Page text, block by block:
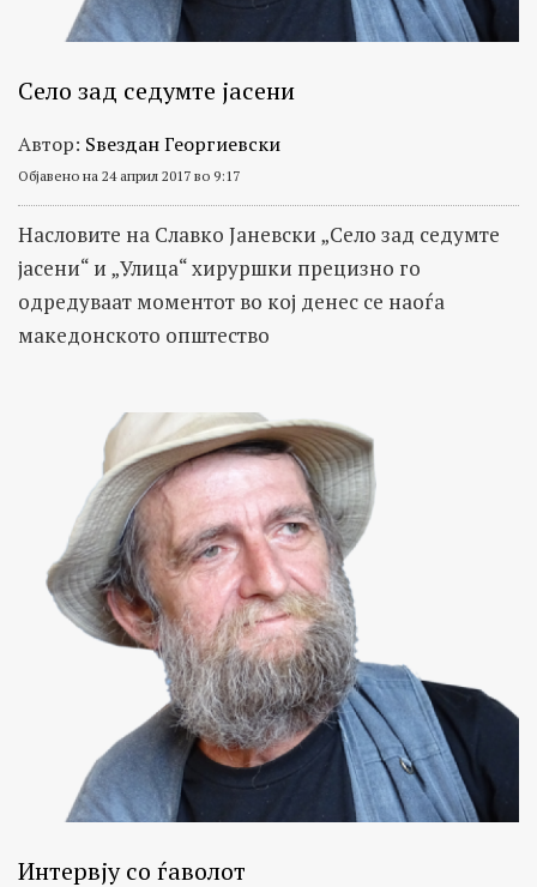
Село зад седумте јасени
Автор: Ѕвездан Георгиевски
Објавено на 24 април 2017 во 9:17
Насловите на Славко Јаневски „Село зад седумте
јасени“ и „Улица“ хируршки прецизно го
одредуваат моментот во кој денес се наоѓа
македонското општество
Интервју со ѓаволот